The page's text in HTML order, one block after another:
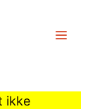
MENY
ikke